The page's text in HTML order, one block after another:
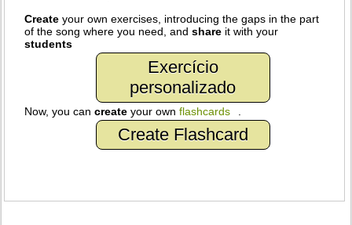
Create your own exercises, introducing the gaps in the part
of the song where you need, andshare it with your
students
Exercício
personalizado
Now, you cancreate your ownflashcards
Create Flashcard